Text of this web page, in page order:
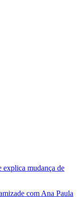
mudança de
com Ana Paula